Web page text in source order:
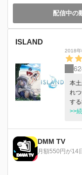
グ
こ
て
配信中の
ISLAND
2018年
本
れ
す
音
排
>>
DMM TV
月額550円が14